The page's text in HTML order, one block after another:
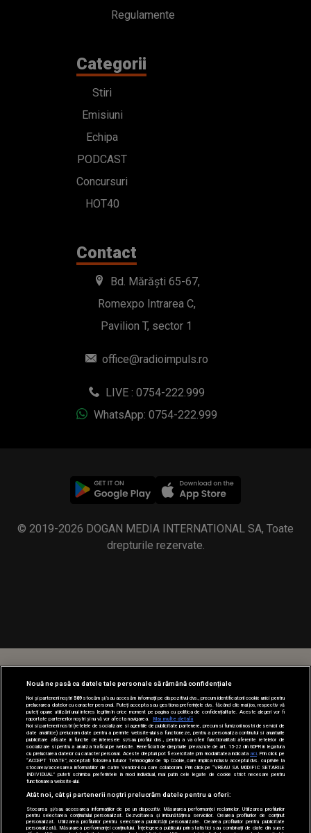
Regulamente
Categorii
Stiri
Emisiuni
Echipa
PODCAST
Concursuri
HOT40
Contact
Bd. Mărăști 65-67,
Romexpo Intrarea C,
Pavilion T, sector 1
office@radioimpuls.ro
LIVE : 0754-222.999
WhatsApp: 0754-222.999
© 2019-2026 DOGAN MEDIA INTERNATIONAL SA, Toate
drepturile rezervate.
Nouă ne pasă ca datele tale personale să rămână confidențiale
Noi și partenerii noștri589stocăm și/sau accesăm informații pe dispozitivul dvs., precum identificatorii cookie unici pentru
prelucrarea datelor cu caracter personal. Puteți accepta sau gestiona preferințele dvs. făcând clic mai jos, respectiv vă
puteți opune utilizării unui interes legitim în orice moment pe pagina cu politica de confidențialitate. Aceste alegeri vor fi
raportate partenerilor noștri și nu vă vor afecta navigarea.
Mai multe detalii
Noi si partenerii nostri (retelele de socializare si agentiile de publicitate partenere, precum si furnizorii nostri de servicii de
date analitice) prelucram date pentru a permite website-ului sa functioneze, pentru a personaliza continutul si anunturile
publicitare afisate in functie de interesele si/sau profilul dvs., pentru a va oferi functionalitati aferente retelelor de
socializare si pentru a analiza traficul pe website. Beneficiati de drepturile prevazute de art. 15-22 din GDPR in legatura
cu prelucrarea datelor cu caracter personal. Aceste drepturi pot fi exercitate prin modalitatea indicataaici . Prin click pe
“ACCEPT TOATE”, acceptati folosirea tuturor Tehnologiilor de tip Cookie, care implica inclusiv acceptul dvs. cu privire la
stocarea/accesarea informatiilor de catre Vendor-ii cu care colaboram. Prin click pe “VREAU SA MODIFIC SETARILE
INDIVIDUAL” puteti schimba preferintele in mod individual, mai putin cele legate de cookie strict necesare pentru
functionarea website-ului.
Atât noi, cât și partenerii noștri prelucrăm datele pentru a oferi:
Stocarea și/sau accesarea informațiilor de pe un dispozitiv. Măsurarea performanței reclamelor. Utilizarea profilurilor
pentru selectarea conținutului personalizat. Dezvoltarea și îmbunătățirea serviciilor. Crearea profilurilor de conținut
personalizat. Utilizarea profilurilor pentru selectarea publicității personalizate. Crearea profilurilor pentru publicitate
personalizată. Măsurarea performanței conținutului. Înțelegerea publicului prin statistici sau combinații de date din surse